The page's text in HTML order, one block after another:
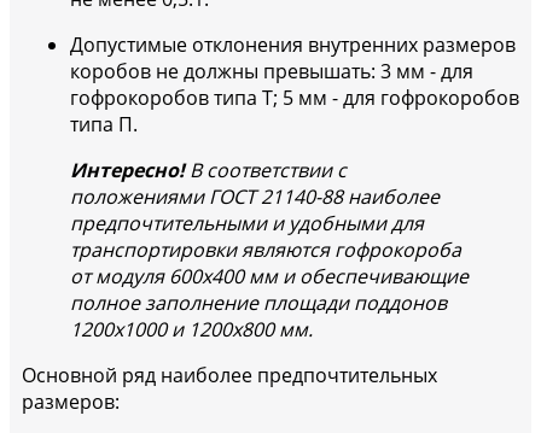
Допустимые отклонения внутренних размеров
коробов не должны превышать: 3 мм - для
гофрокоробов типа Т; 5 мм - для гофрокоробов
типа П.
Интересно!В соответствии с
положениями ГОСТ 21140-88 наиболее
предпочтительными и удобными для
транспортировки являются гофрокороба
от модуля 600x400 мм и обеспечивающие
полное заполнение площади поддонов
1200x1000 и 1200x800 мм.
Основной ряд наиболее предпочтительных
размеров: